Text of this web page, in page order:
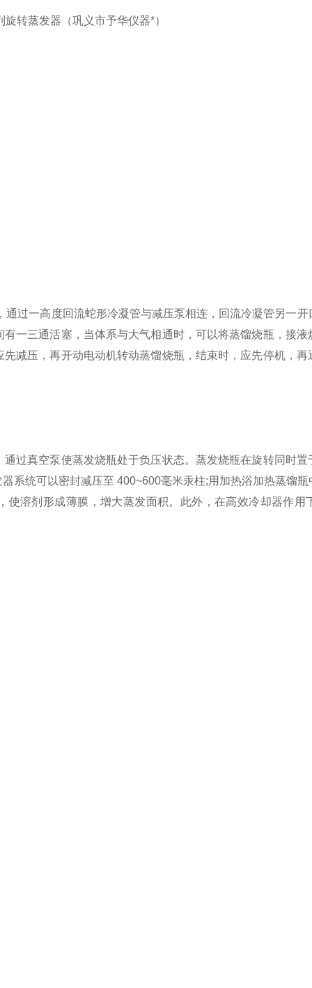
旋转蒸发器（巩义市予华仪器*）
过一高度回流蛇形冷凝管与减压泵相连，回流冷凝管另一
一三通活塞，当体系与大气相通时，可以将蒸馏烧瓶，接
减压，再开动电动机转动蒸馏烧瓶，结束时，应先停机，
过真空泵使蒸发烧瓶处于负压状态。蒸发烧瓶在旋转同时
系统可以密封减压至 400~600毫米汞柱;用加热浴加热蒸馏
溶剂形成薄膜，增大蒸发面积。此外，在高效冷却器作用